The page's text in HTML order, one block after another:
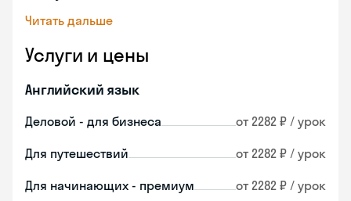
Читать дальше
Услуги и цены
Английский язык
Деловой - для бизнеса от 2282 ₽ / урок
Для путешествий от 2282 ₽ / урок
Для начинающих - премиум от 2282 ₽ / урок